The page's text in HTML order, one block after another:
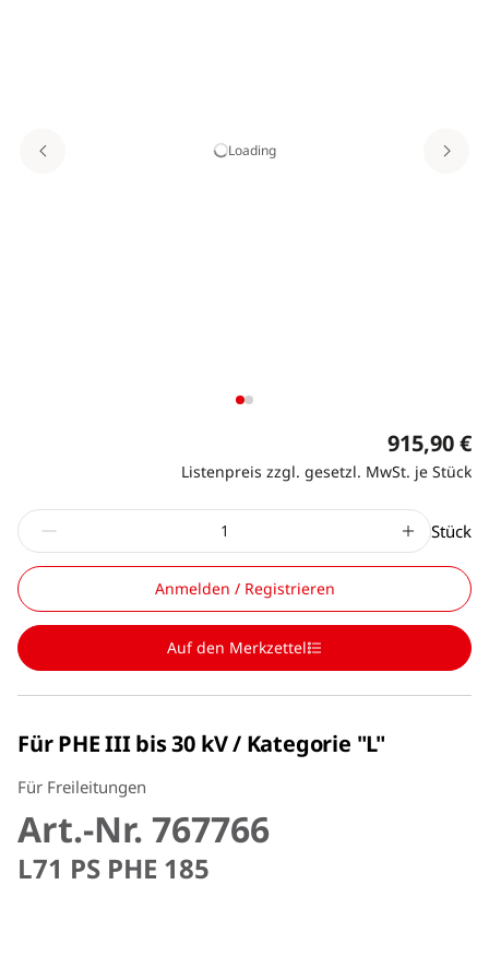
Loading
915,90 €
Listenpreis zzgl. gesetzl. MwSt. je Stück
Stück
Anmelden / Registrieren
Auf den Merkzettel
Für PHE III bis 30 kV / Kategorie "L"
Für Freileitungen
Art.-Nr. 767766
L71 PS PHE 185